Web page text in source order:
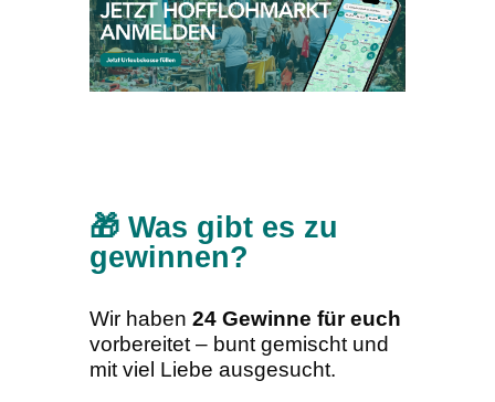
🎁 Was gibt es zu
gewinnen?
Wir haben 24 Gewinne für euch
vorbereitet – bunt gemischt und
mit viel Liebe ausgesucht.